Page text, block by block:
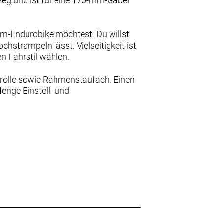
Endurobike möchtest. Du willst
lässt. Vielseitigkeit ist
Fahrstil wählen.
sowie Rahmenstaufach. Einen
Einstell- und
ganze Welt offen.
Grenzen gesetzt.
Kontrolle, während fein